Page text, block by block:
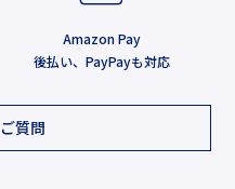
Amazon Pay
後払い、PayPayも対応
質問